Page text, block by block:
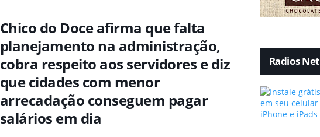
Chico do Doce afirma que falta
planejamento na administração,
cobra respeito aos servidores e diz
que cidades com menor
arrecadação conseguem pagar
salários em dia
Radios Net